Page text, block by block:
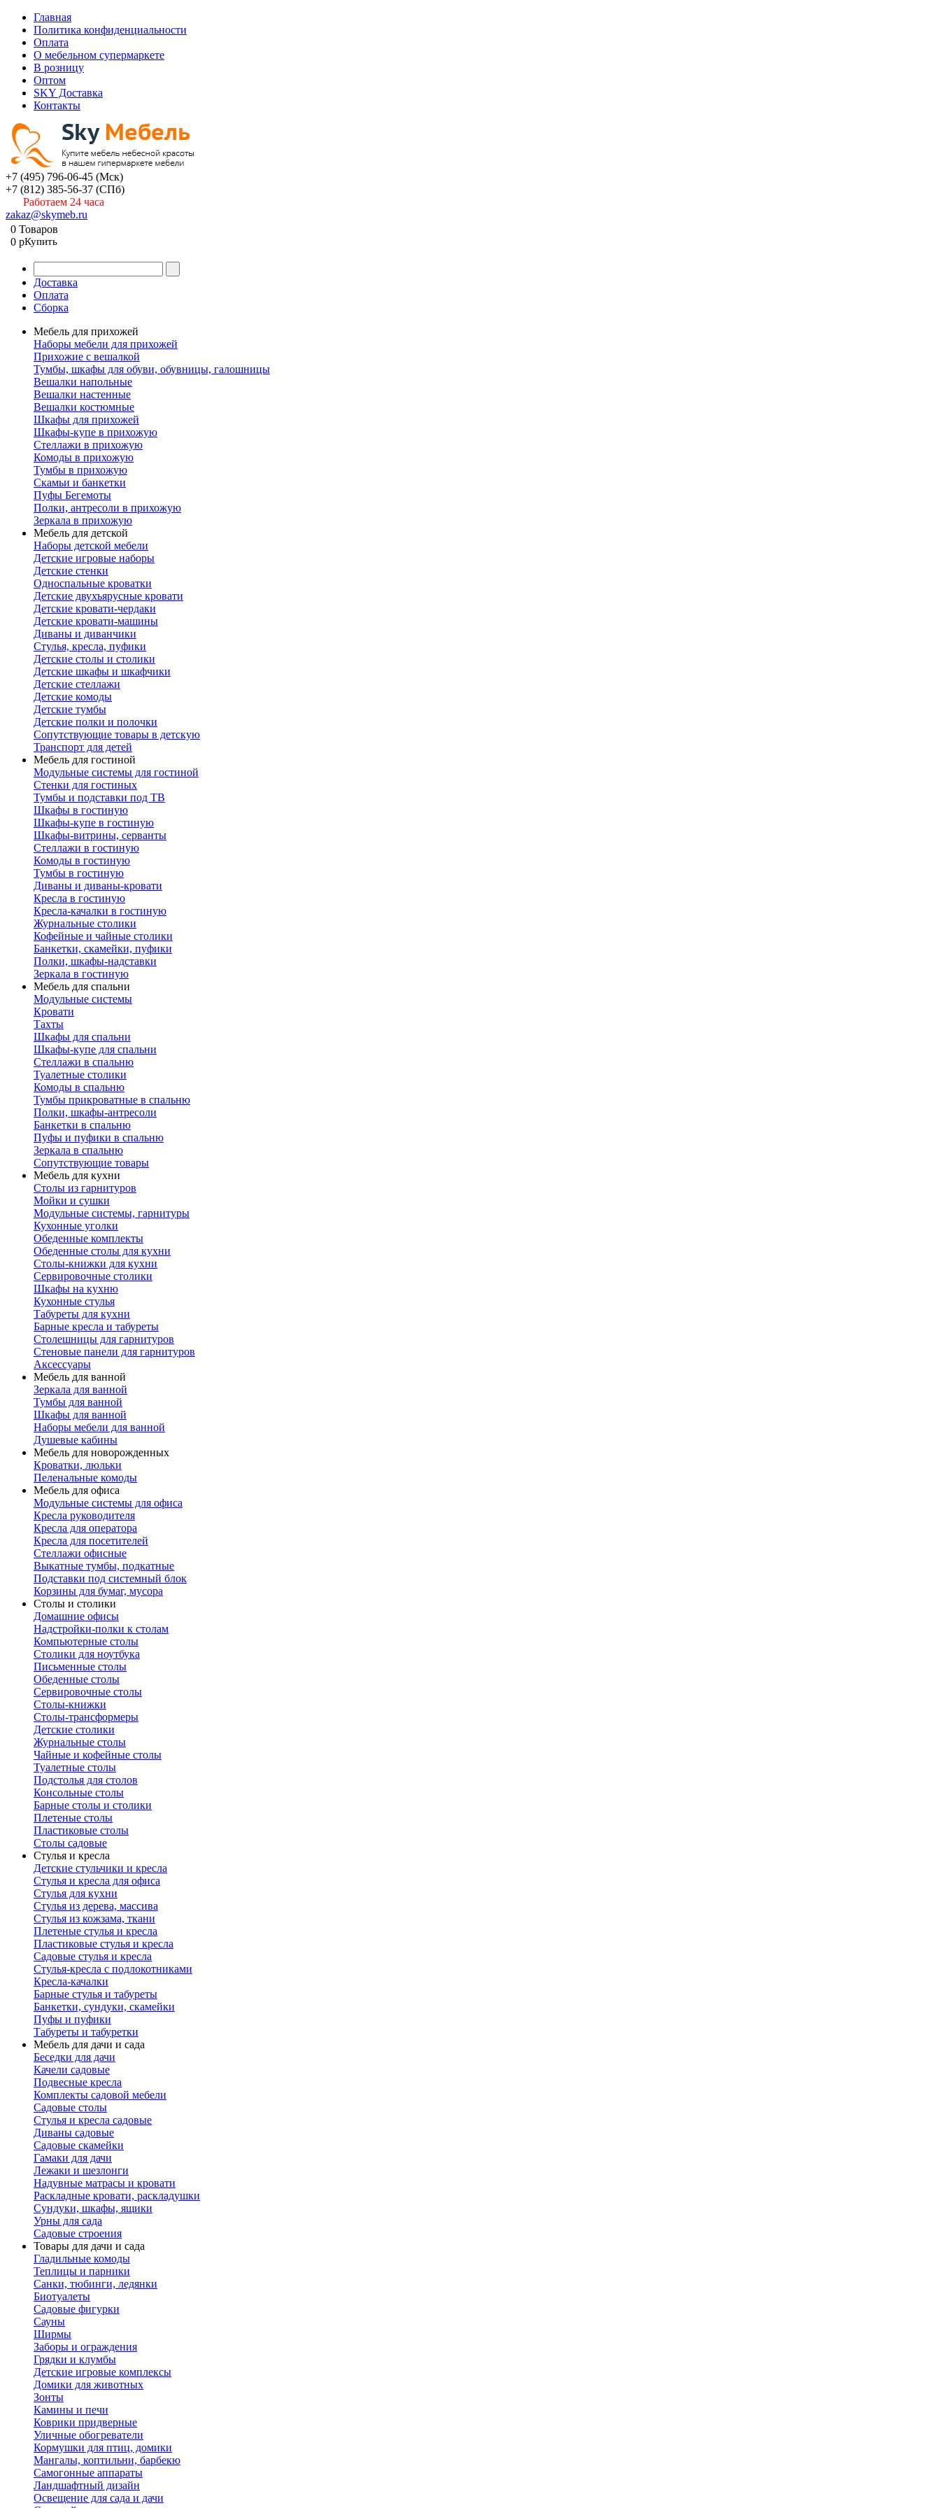
Главная
Политика конфиденциальности
Оплата
О мебельном супермаркете
В розницу
Оптом
SKY Доставка
Контакты
+7 (495) 796-06-45 (Мск)
+7 (812) 385-56-37 (СПб)
Работаем 24 часа
zakaz@skymeb.ru
0 Товаров
0 pКупить
Доставка
Оплата
Сборка
Мебель для прихожей
Наборы мебели для прихожей
Прихожие с вешалкой
Тумбы, шкафы для обуви, обувницы, галошницы
Вешалки напольные
Вешалки настенные
Вешалки костюмные
Шкафы для прихожей
Шкафы-купе в прихожую
Стеллажи в прихожую
Комоды в прихожую
Тумбы в прихожую
Скамьи и банкетки
Пуфы Бегемоты
Полки, антресоли в прихожую
Зеркала в прихожую
Мебель для детской
Наборы детской мебели
Детские игровые наборы
Детские стенки
Односпальные кроватки
Детские двухъярусные кровати
Детские кровати-чердаки
Детские кровати-машины
Диваны и диванчики
Стулья, кресла, пуфики
Детские столы и столики
Детские шкафы и шкафчики
Детские стеллажи
Детские комоды
Детские тумбы
Детские полки и полочки
Сопутствующие товары в детскую
Транспорт для детей
Мебель для гостиной
Модульные системы для гостиной
Стенки для гостиных
Тумбы и подставки под ТВ
Шкафы в гостиную
Шкафы-купе в гостиную
Шкафы-витрины, серванты
Стеллажи в гостиную
Комоды в гостиную
Тумбы в гостиную
Диваны и диваны-кровати
Кресла в гостиную
Кресла-качалки в гостиную
Журнальные столики
Кофейные и чайные столики
Банкетки, скамейки, пуфики
Полки, шкафы-надставки
Зеркала в гостиную
Мебель для спальни
Модульные системы
Кровати
Тахты
Шкафы для спальни
Шкафы-купе для спальни
Стеллажи в спальню
Туалетные столики
Комоды в спальню
Тумбы прикроватные в спальню
Полки, шкафы-антресоли
Банкетки в спальню
Пуфы и пуфики в спальню
Зеркала в спальню
Сопутствующие товары
Мебель для кухни
Столы из гарнитуров
Мойки и сушки
Модульные системы, гарнитуры
Кухонные уголки
Обеденные комплекты
Обеденные столы для кухни
Столы-книжки для кухни
Сервировочные столики
Шкафы на кухню
Кухонные стулья
Табуреты для кухни
Барные кресла и табуреты
Столешницы для гарнитуров
Стеновые панели для гарнитуров
Аксессуары
Мебель для ванной
Зеркала для ванной
Тумбы для ванной
Шкафы для ванной
Наборы мебели для ванной
Душевые кабины
Мебель для новорожденных
Кроватки, люльки
Пеленальные комоды
Мебель для офиса
Модульные системы для офиса
Кресла руководителя
Кресла для оператора
Кресла для посетителей
Стеллажи офисные
Выкатные тумбы, подкатные
Подставки под системный блок
Корзины для бумаг, мусора
Столы и столики
Домашние офисы
Надстройки-полки к столам
Компьютерные столы
Столики для ноутбука
Письменные столы
Обеденные столы
Сервировочные столы
Столы-книжки
Столы-трансформеры
Детские столики
Журнальные столы
Чайные и кофейные столы
Туалетные столы
Подстолья для столов
Консольные столы
Барные столы и столики
Плетеные столы
Пластиковые столы
Столы садовые
Стулья и кресла
Детские стульчики и кресла
Стулья и кресла для офиса
Стулья для кухни
Стулья из дерева, массива
Стулья из кожзама, ткани
Плетеные стулья и кресла
Пластиковые стулья и кресла
Садовые стулья и кресла
Стулья-кресла с подлокотниками
Кресла-качалки
Барные стулья и табуреты
Банкетки, сундуки, скамейки
Пуфы и пуфики
Табуреты и табуретки
Мебель для дачи и сада
Беседки для дачи
Качели садовые
Подвесные кресла
Комплекты садовой мебели
Садовые столы
Стулья и кресла садовые
Диваны садовые
Садовые скамейки
Гамаки для дачи
Лежаки и шезлонги
Надувные матрасы и кровати
Раскладные кровати, раскладушки
Сундуки, шкафы, ящики
Урны для сада
Садовые строения
Товары для дачи и сада
Гладильные комоды
Теплицы и парники
Санки, тюбинги, ледянки
Биотуалеты
Садовые фигурки
Сауны
Ширмы
Заборы и ограждения
Грядки и клумбы
Детские игровые комплексы
Домики для животных
Зонты
Камины и печи
Коврики придверные
Уличные обогреватели
Кормушки для птиц, домики
Мангалы, коптильни, барбекю
Самогонные аппараты
Ландшафтный дизайн
Освещение для сада и дачи